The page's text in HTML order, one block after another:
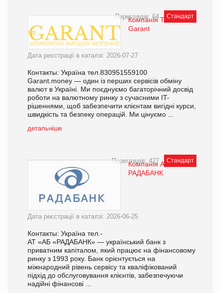
Переглядів: 64 Стандарт
Компанія ТОВ
Garant
Дата реєстрації в каталзі: 2026-07-27
Контакты: Україна тел.830951559100
Garant.money — один із перших сервісів обміну
валют в Україні. Ми поєднуємо багаторічний досвід
роботи на валютному ринку з сучасними IT-
рішеннями, щоб забезпечити клієнтам вигідні курси,
швидкість та безпеку операцій. Ми цінуємо ...
детальніше
Переглядів: 427 Стандарт
Компанія АТ АБ
РАДАБАНК
Дата реєстрації в каталзі: 2026-06-25
Контакты: Україна тел.-
АТ «АБ «РАДАБАНК» — український банк з
приватним капіталом, який працює на фінансовому
ринку з 1993 року. Банк орієнтується на
міжнародний рівень сервісу та кваліфікований
підхід до обслуговування клієнтів, забезпечуючи
надійні фінансові ...